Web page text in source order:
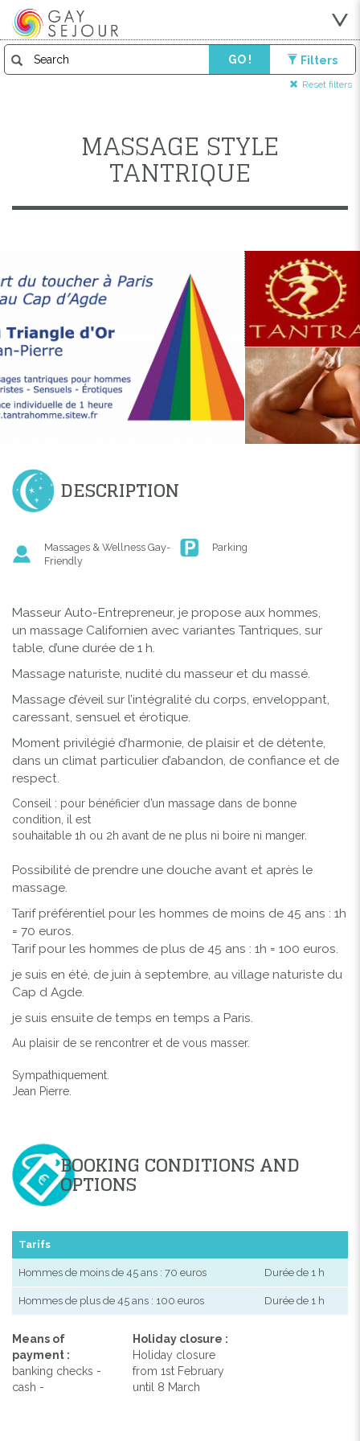
GO ! Filters
Reset filters
MASSAGE STYLE
TANTRIQUE
DESCRIPTION
Massages & Wellness Gay-
Friendly
Parking
Masseur Auto-Entrepreneur, je propose aux hommes,
un massage Californien avec variantes Tantriques, sur
table, d’une durée de 1 h.
Massage naturiste, nudité du masseur et du massé.
Massage d’éveil sur l’intégralité du corps, enveloppant,
caressant, sensuel et érotique.
Moment privilégié d’harmonie, de plaisir et de détente,
dans un climat particulier d’abandon, de confiance et de
respect.
Conseil : pour bénéficier d’un massage dans de bonne
condition, il est
souhaitable 1h ou 2h avant de ne plus ni boire ni manger.
Possibilité de prendre une douche avant et après le
massage.
Tarif préférentiel pour les hommes de moins de 45 ans : 1h
= 70 euros.
Tarif pour les hommes de plus de 45 ans : 1h = 100 euros.
je suis en été, de juin à septembre, au village naturiste du
Cap d Agde.
je suis ensuite de temps en temps a Paris.
Au plaisir de se rencontrer et de vous masser.
Sympathiquement.
Jean Pierre.
BOOKING CONDITIONS AND
OPTIONS
Tarifs
Hommes de moins de 45 ans : 70 euros Durée de 1 h
Hommes de plus de 45 ans : 100 euros Durée de 1 h
Means of
payment :
banking checks -
cash -
Holiday closure :
Holiday closure
from 1st February
until 8 March